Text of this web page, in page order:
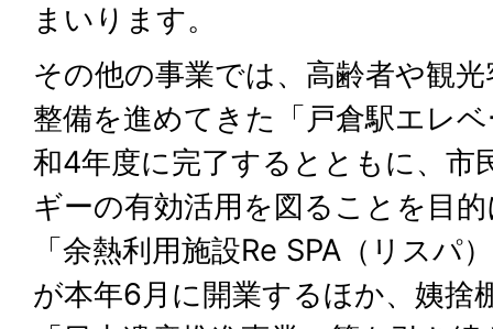
まいります。
その他の事業では、高齢者や観
整備を進めてきた「戸倉駅エレ
和4年度に完了するとともに、市
ギーの有効活用を図ることを目
「余熱利用施設Re SPA（リスパ
が本年6月に開業するほか、姨捨